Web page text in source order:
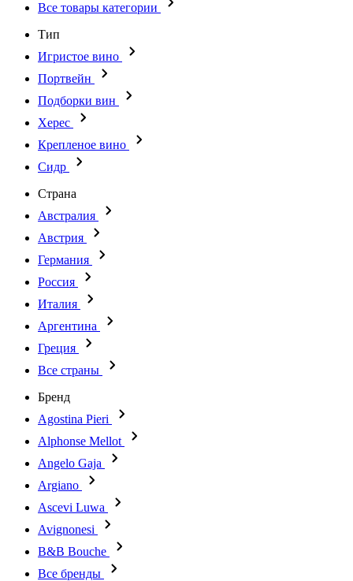
Все товары категории
Тип
Игристое вино
Портвейн
Подборки вин
Херес
Крепленое вино
Сидр
Страна
Австралия
Австрия
Германия
Россия
Италия
Аргентина
Греция
Все страны
Бренд
Agostina Pieri
Alphonse Mellot
Angelo Gaja
Argiano
Ascevi Luwa
Avignonesi
B&B Bouche
Все бренды